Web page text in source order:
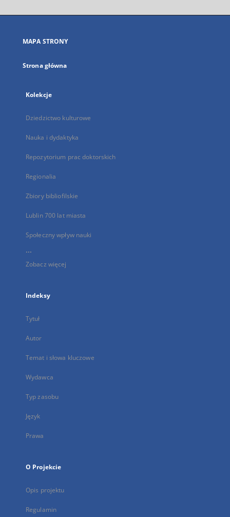
się
karcie
MAPA STRONY
Strona główna
Kolekcje
Dziedzictwo kulturowe
Nauka i dydaktyka
Repozytorium prac doktorskich
Regionalia
Zbiory bibliofilskie
Lublin 700 lat miasta
Społeczny wpływ nauki
...
Zobacz więcej
Indeksy
Tytuł
Autor
Temat i słowa kluczowe
Wydawca
Typ zasobu
Język
Prawa
O Projekcie
Opis projektu
Regulamin